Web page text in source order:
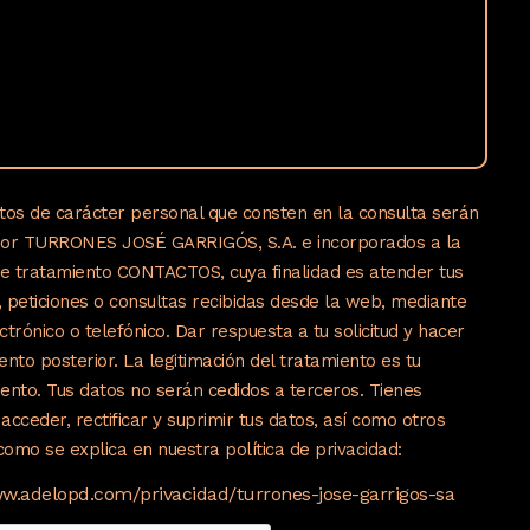
de carácter personal que consten en la consulta serán
TURRONES JOSÉ GARRIGÓS, S.A. e incorporados a la
tratamiento CONTACTOS, cuya finalidad es atender tus
peticiones o consultas recibidas desde la web, mediante
o telefónico. Dar respuesta a tu solicitud y hacer
posterior. La legitimación del tratamiento es tu
Tus datos no serán cedidos a terceros. Tienes
rectificar y suprimir tus datos, así como otros
se explica en nuestra política de privacidad:
privacidad/turrones-jose-garrigos-sa